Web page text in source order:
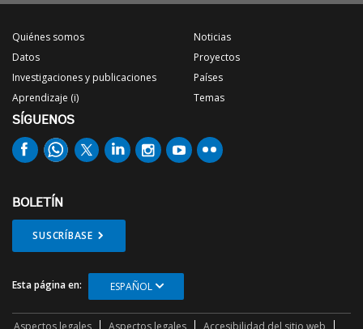
Quiénes somos
Datos
Investigaciones y publicaciones
Aprendizaje (i)
Noticias
Proyectos
Países
Temas
SÍGUENOS
BOLETÍN
SUSCRÍBASE
Esta página en: ESPAÑOL
Aspectos legales Aspectos legales Accesibilidad del sitio web